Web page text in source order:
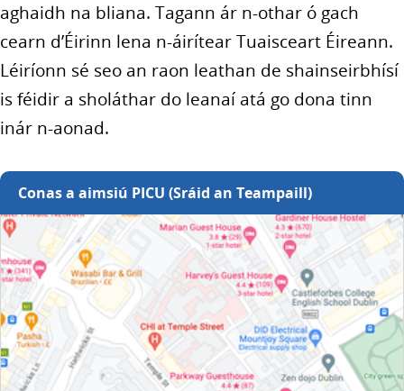
aghaidh na bliana. Tagann ár n-othar ó gach
cearn d’Éirinn lena n-áirítear Tuaisceart Éireann.
Léiríonn sé seo an raon leathan de shainseirbhísí
is féidir a sholáthar do leanaí atá go dona tinn
inár n-aonad.
Conas a aimsiú PICU (Sráid an Teampaill)